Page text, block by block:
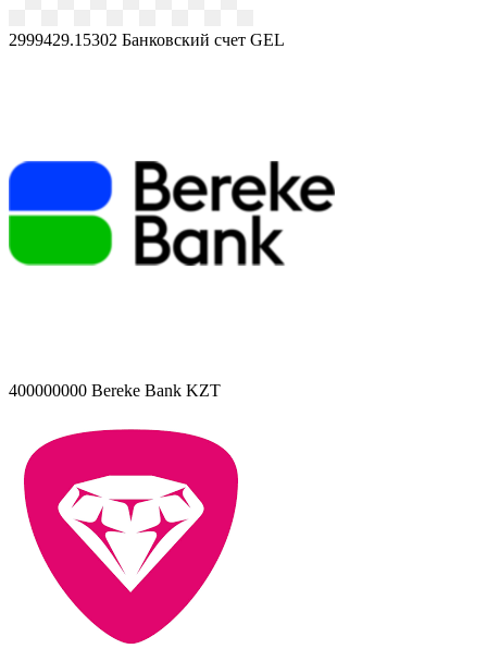
2999429.15302 Банковский счет GEL
400000000 Bereke Bank KZT